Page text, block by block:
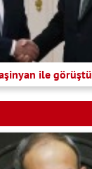
ile görüştü